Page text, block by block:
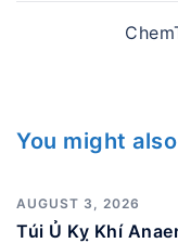
You might
AUGUST 3, 2026
Túi Ủ Kỵ Khí